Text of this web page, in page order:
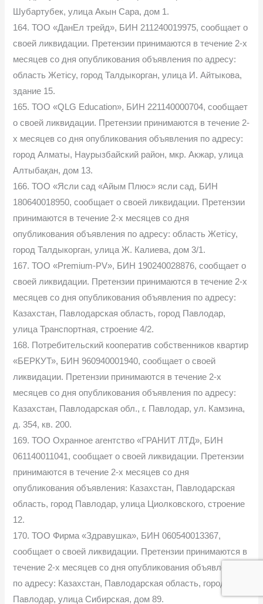
Шубартубек, улица Акын Сара, дом 1.
164. ТОО «ДанЕл трейд», БИН 211240019975, сообщает о
своей ликвидации. Претензии принимаются в течение 2-х
месяцев со дня опубликования объявления по адресу:
область Жетісу, город Талдыкорган, улица И. Айтыкова,
здание 15.
165. ТОО «QLG Education», БИН 221140000704, сообщает
о своей ликвидации. Претензии принимаются в течение 2-
х месяцев со дня опубликования объявления по адресу:
город Алматы, Наурызбайский район, мкр. Акжар, улица
Алтыбақан, дом 13.
166. ТОО «Ясли сад «Айым Плюс» ясли сад, БИН
180640018950, сообщает о своей ликвидации. Претензии
принимаются в течение 2-х месяцев со дня
опубликования объявления по адресу: область Жетісу,
город Талдыкорган, улица Ж. Калиева, дом 3/1.
167. ТОО «Premium-PV», БИН 190240028876, сообщает о
своей ликвидации. Претензии принимаются в течение 2-х
месяцев со дня опубликования объявления по адресу:
Казахстан, Павлодарская область, город Павлодар,
улица Транспортная, строение 4/2.
168. Потребительский кооператив собственников квартир
«БЕРКУТ», БИН 960940001940, сообщает о своей
ликвидации. Претензии принимаются в течение 2-х
месяцев со дня опубликования объявления по адресу:
Казахстан, Павлодарская обл., г. Павлодар, ул. Камзина,
д. 354, кв. 200.
169. ТОО Охранное агентство «ГРАНИТ ЛТД», БИН
061140011041, сообщает о своей ликвидации. Претензии
принимаются в течение 2-х месяцев со дня
опубликования объявления: Казахстан, Павлодарская
область, город Павлодар, улица Циолковского, строение
12.
170. ТОО Фирма «Здравушка», БИН 060540013367,
сообщает о своей ликвидации. Претензии принимаются в
течение 2-х месяцев со дня опубликования объявления
по адресу: Казахстан, Павлодарская область, город
Павлодар, улица Сибирская, дом 89.